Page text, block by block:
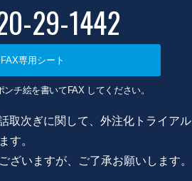
29-1442
FAX専用シート
ンチ絵を書いてFAX してください。
取次ぎに関して、外注化トライアル
す。
ざいますが、ご了承お願いします。